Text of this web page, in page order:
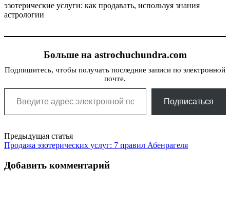
эзотерические услуги: как продавать, используя знания
астрологии
Больше на astrochuchundra.com
Подпишитесь, чтобы получать последние записи по электронной
почте.
Введите адрес электронной почты…
Подписаться
Post
navigation
Предыдущая статья
Продажа эзотерических услуг: 7 правил Абенрагеля
Добавить комментарий